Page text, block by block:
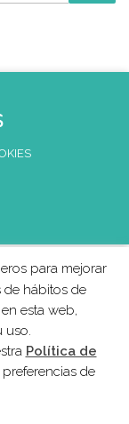
para mejorar
de hábitos de
esta web,
uso.
Política de
de